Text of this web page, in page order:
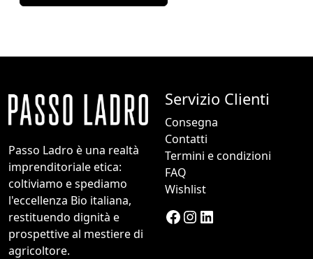
Passo Ladro è una realtà
imprenditoriale etica:
coltiviamo e spediamo
l'eccellenza Bio italiana,
restituendo dignità e
prospettive al mestiere di
agricoltore.
Servizio Clienti
Consegna
Contatti
Termini e condizioni
FAQ
Wishlist
Facebook InstagramLinkedIn